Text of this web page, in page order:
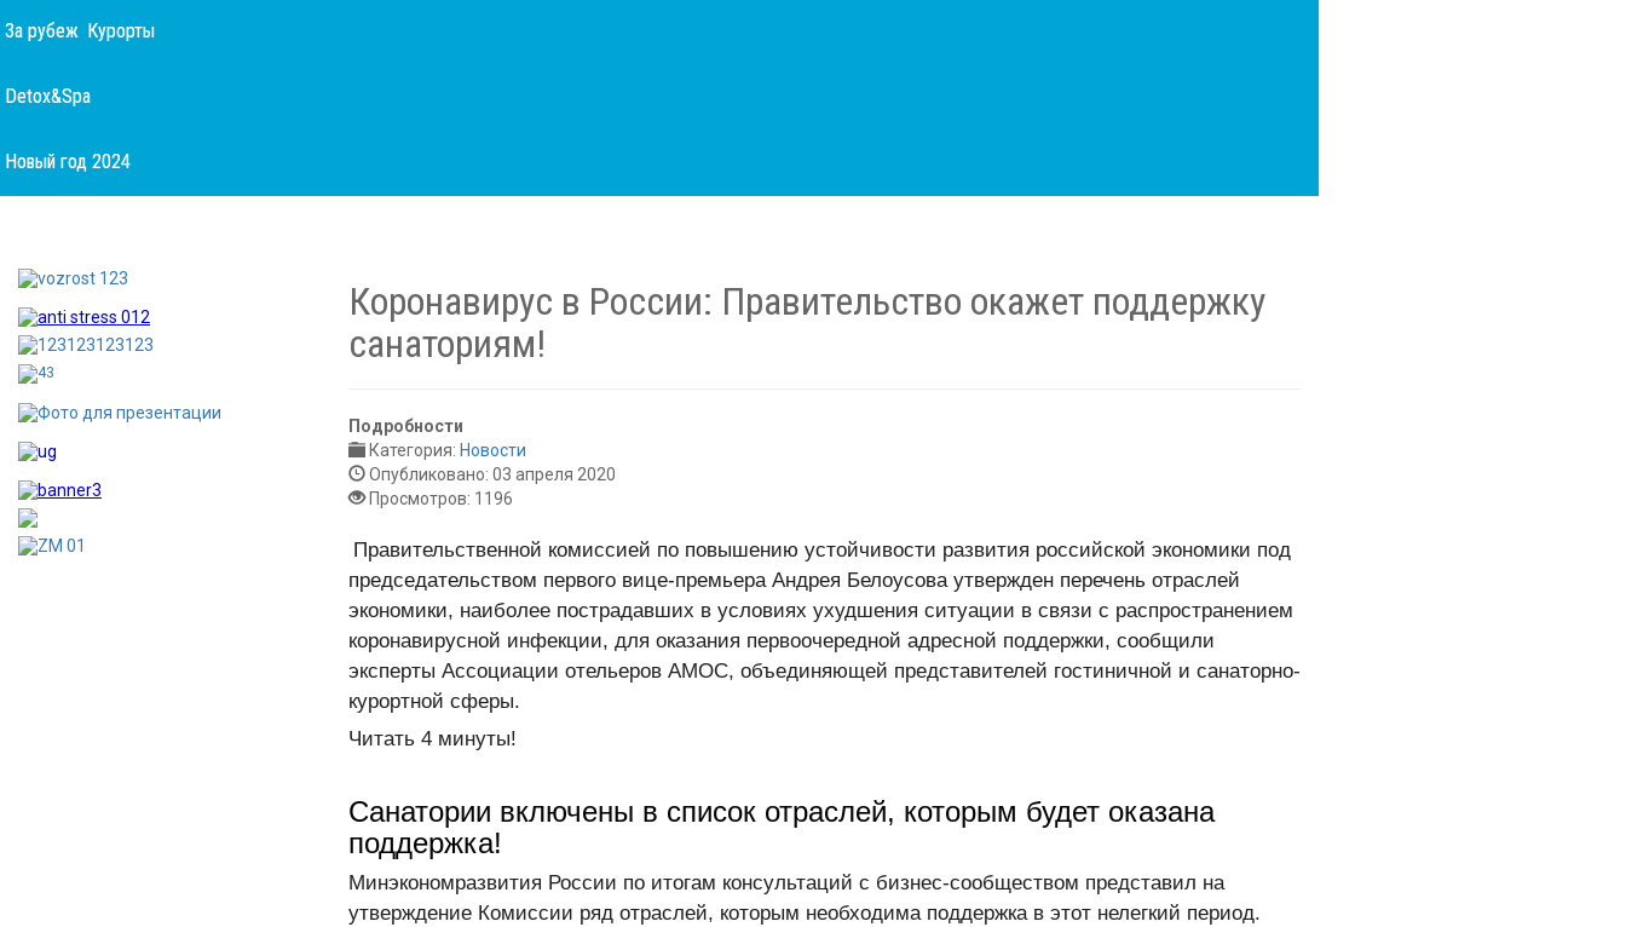
За рубеж Курорты
Detox&Spa
Новый год 2024
Коронавирус в России: Правительство окажет поддержку
санаториям!
Подробности
Категория: Новости
Опубликовано: 03 апреля 2020
Просмотров: 1196
Правительственной комиссией по повышению устойчивости развития российской экономики под
председательством первого вице-премьера Андрея Белоусова утвержден перечень отраслей
экономики, наиболее пострадавших в условиях ухудшения ситуации в связи с распространением
коронавирусной инфекции, для оказания первоочередной адресной поддержки, сообщили
эксперты Ассоциации отельеров АМОС, объединяющей представителей гостиничной и санаторно-
курортной сферы.
Читать 4 минуты!
Санатории включены в список отраслей, которым будет оказана
поддержка!
Минэкономразвития России по итогам консультаций с бизнес-сообществом представил на
утверждение Комиссии ряд отраслей, которым необходима поддержка в этот нелегкий период.